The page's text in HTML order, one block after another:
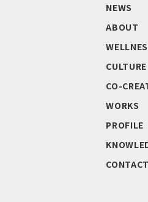
NEWS
ABOUT
CULTURE
CO-
WORKS
PROFILE
CONTACT